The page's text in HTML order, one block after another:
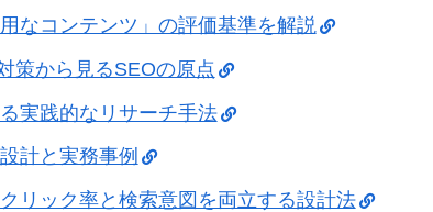
なコンテンツ」の評価基準を解説
策から見るSEOの原点
実践的なリサーチ手法
計と実務事例
リック率と検索意図を両立する設計法